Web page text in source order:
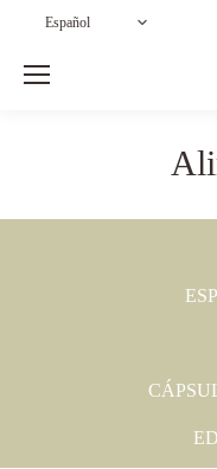
Español